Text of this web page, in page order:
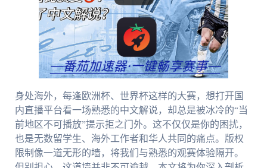
身处海外，每逢欧洲杯、世界杯这样的大赛，想打开国
内直播平台看一场熟悉的中文解说，却总是被冰冷的“当
前地区不可播放”提示拒之门外。这不仅仅是你的困扰，
也是无数留学生、海外工作者和华人共同的痛点。版权
限制像一道无形的墙，将我们与熟悉的观赛体验隔开。